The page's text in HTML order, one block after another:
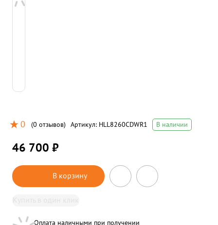
0 (0 отзывов) Артикул: HLL8260CDWR1 В наличии
46 700 ₽
В корзину
Оплата наличными при получении